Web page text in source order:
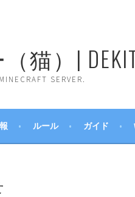
）|
SERVER.
ルール ガイド